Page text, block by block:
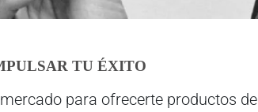
TU ÉXITO
para ofrecerte productos de